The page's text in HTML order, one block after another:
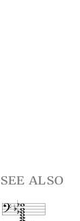
see also